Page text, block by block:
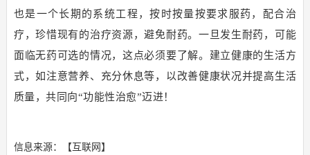
也是一个长期的系统工程，按时按量按要求服药，配合治
疗，珍惜现有的治疗资源，避免耐药。一旦发生耐药，可能
面临无药可选的情况，这点必须要了解。建立健康的生活方
式，如注意营养、充分休息等，以改善健康状况并提高生活
质量，共同向“功能性治愈”迈进！
信息来源：【互联网】